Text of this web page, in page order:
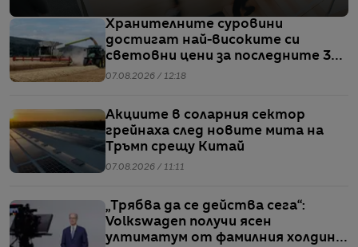
Хранителните суровини
достигат най-високите си
световни цени за последните 3
години
07.08.2026 / 12:18
Акциите в соларния сектор
грейнаха след новите мита на
Тръмп срещу Китай
07.08.2026 / 11:11
„Трябва да се действа сега“:
Volkswagen получи ясен
ултиматум от фамилния холдинг